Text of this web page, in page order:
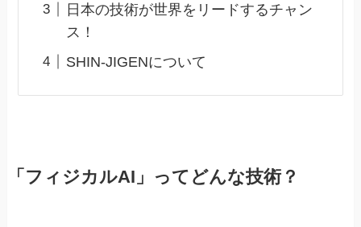
日本の技術が世界をリードするチャン
ス！
SHIN-JIGENについて
「フィジカルAI」ってどんな技術？